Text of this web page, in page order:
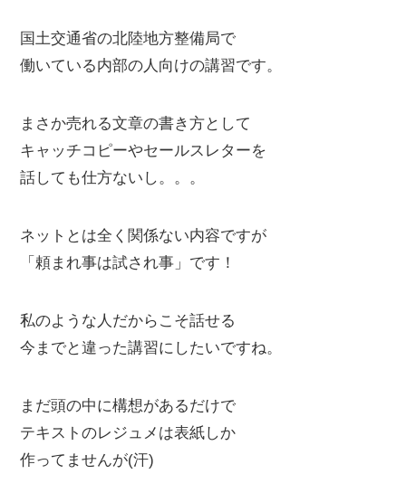
国土交通省の北陸地方整備局で
働いている内部の人向けの講習です。
まさか売れる文章の書き方として
キャッチコピーやセールスレターを
話しても仕方ないし。。。
ネットとは全く関係ない内容ですが
「頼まれ事は試され事」です！
私のような人だからこそ話せる
今までと違った講習にしたいですね。
まだ頭の中に構想があるだけで
テキストのレジュメは表紙しか
作ってませんが(汗)